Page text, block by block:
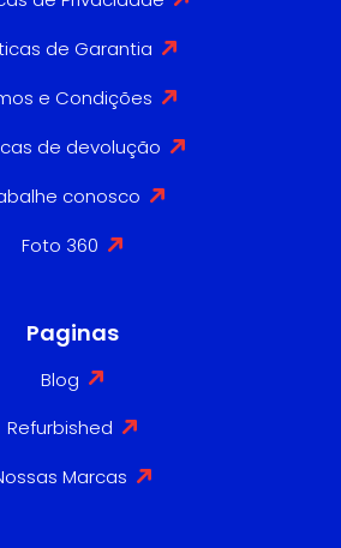
de Garantia
e Condições
de devolução
conosco
Foto 360
Paginas
Blog
Refurbished
Marcas